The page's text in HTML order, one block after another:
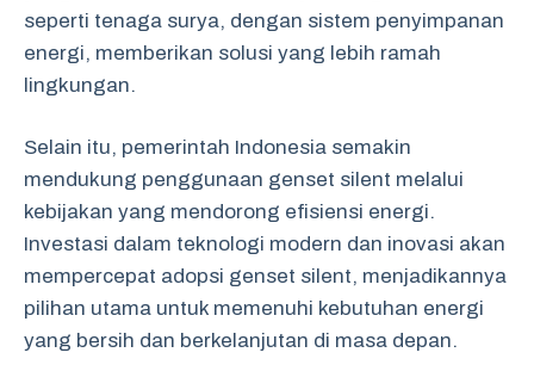
seperti tenaga surya, dengan sistem penyimpanan
energi, memberikan solusi yang lebih ramah
lingkungan.
Selain itu, pemerintah Indonesia semakin
mendukung penggunaan genset silent melalui
kebijakan yang mendorong efisiensi energi.
Investasi dalam teknologi modern dan inovasi akan
mempercepat adopsi genset silent, menjadikannya
pilihan utama untuk memenuhi kebutuhan energi
yang bersih dan berkelanjutan di masa depan.